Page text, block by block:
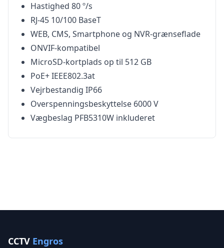
Hastighed 80 º/s
RJ-45 10/100 BaseT
WEB, CMS, Smartphone og NVR-grænseflade
ONVIF-kompatibel
MicroSD-kortplads op til 512 GB
PoE+ IEEE802.3at
Vejrbestandig IP66
Overspenningsbeskyttelse 6000 V
Vægbeslag PFB5310W inkluderet
CCTV Engros